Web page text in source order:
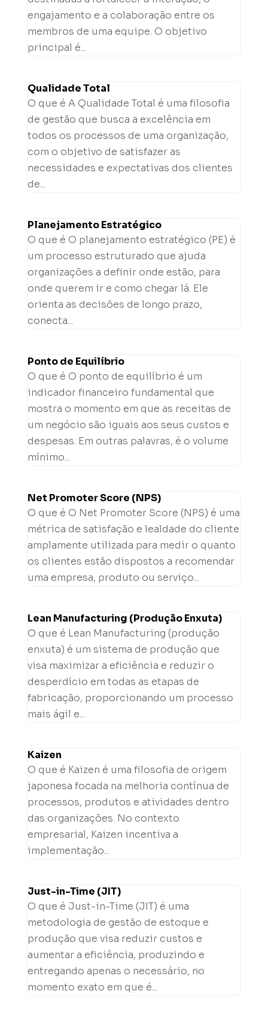
engajamento e a colaboração entre os
membros de uma equipe. O objetivo
principal é...
Qualidade Total
O que é A Qualidade Total é uma filosofia
de gestão que busca a excelência em
todos os processos de uma organização,
com o objetivo de satisfazer as
necessidades e expectativas dos clientes
de...
Planejamento Estratégico
O que é O planejamento estratégico (PE) é
um processo estruturado que ajuda
organizações a definir onde estão, para
onde querem ir e como chegar lá. Ele
orienta as decisões de longo prazo,
conecta...
Ponto de Equilíbrio
O que é O ponto de equilíbrio é um
indicador financeiro fundamental que
mostra o momento em que as receitas de
um negócio são iguais aos seus custos e
despesas. Em outras palavras, é o volume
mínimo...
Net Promoter Score (NPS)
O que é O Net Promoter Score (NPS) é uma
métrica de satisfação e lealdade do cliente
amplamente utilizada para medir o quanto
os clientes estão dispostos a recomendar
uma empresa, produto ou serviço...
Lean Manufacturing (Produção Enxuta)
O que é Lean Manufacturing (produção
enxuta) é um sistema de produção que
visa maximizar a eficiência e reduzir o
desperdício em todas as etapas de
fabricação, proporcionando um processo
mais ágil e...
Kaizen
O que é Kaizen é uma filosofia de origem
japonesa focada na melhoria contínua de
processos, produtos e atividades dentro
das organizações. No contexto
empresarial, Kaizen incentiva a
implementação...
Just-in-Time (JIT)
O que é Just-in-Time (JIT) é uma
metodologia de gestão de estoque e
produção que visa reduzir custos e
aumentar a eficiência, produzindo e
entregando apenas o necessário, no
momento exato em que é...